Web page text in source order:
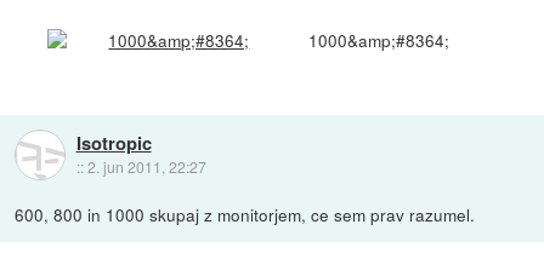
1000&amp;#8364;
Isotropic
::2. jun 2011, 22:27
600, 800 in 1000 skupaj z monitorjem, ce sem prav razumel.